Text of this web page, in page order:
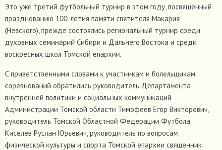
Это уже третий футбольный турнир в этом году, посвященный
празднованию 100-летия памяти святителя Макария
(Невского), прежде состоялись региональный турнир среди
духовных семинарий Сибири и Дальнего Востока и среди
воскресных школ Томской епархии.
С приветственными словами к участникам и болельщикам
соревнований обратились руководитель Департамента
внутренней политики и социальных коммуникаций
Администрации Томской области Тимофеев Егор Викторович,
руководитель Томской Областной Федерации Футбола
Киселев Руслан Юрьевич, руководитель по вопросам
физической культуры и спорта Томской епархии священник